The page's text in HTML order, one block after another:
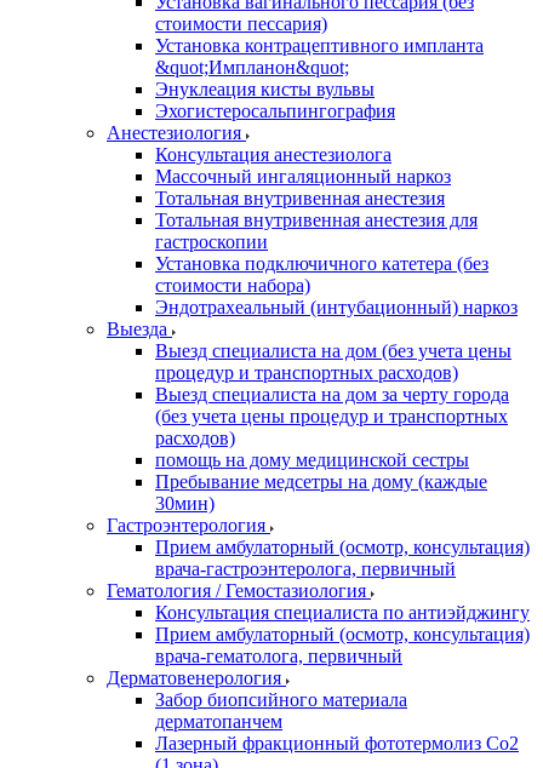
стоимости пессария)
Установка контрацептивного импланта
&quot;Импланон&quot;
Энуклеация кисты вульвы
Эхогистеросальпингография
Анестезиология
Консультация анестезиолога
Массочный ингаляционный наркоз
Тотальная внутривенная анестезия
Тотальная внутривенная анестезия для
гастроскопии
Установка подключичного катетера (без
стоимости набора)
Эндотрахеальный (интубационный) наркоз
Выезда
Выезд специалиста на дом (без учета цены
процедур и транспортных расходов)
Выезд специалиста на дом за черту города
(без учета цены процедур и транспортных
расходов)
помощь на дому медицинской сестры
Пребывание медсетры на дому (каждые
30мин)
Гастроэнтерология
Прием амбулаторный (осмотр, консультация)
врача-гастроэнтеролога, первичный
Гематология / Гемостазиология
Консультация специалиста по антиэйджингу
Прием амбулаторный (осмотр, консультация)
врача-гематолога, первичный
Дерматовенерология
Забор биопсийного материала
дерматопанчем
Лазерный фракционный фототермолиз Со2